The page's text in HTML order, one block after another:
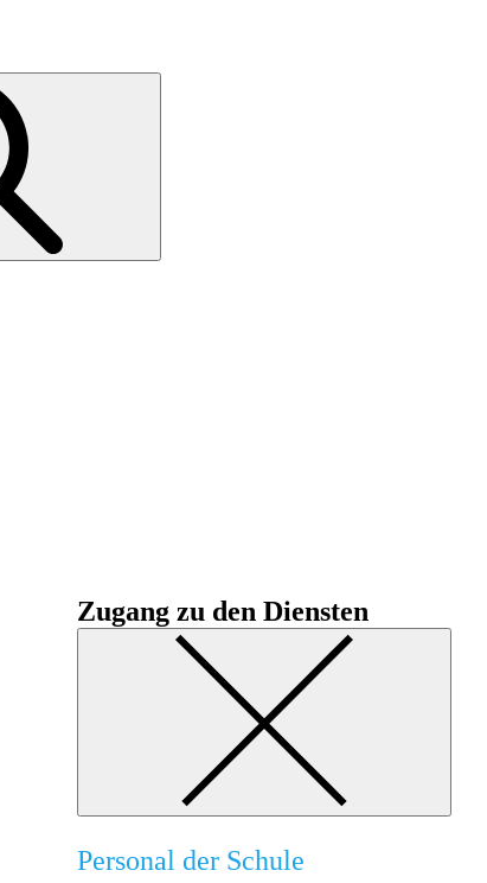
Zugang zu den Diensten
Personal der Schule